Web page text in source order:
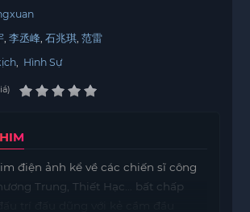
李丞峰 石兆琪 范雷
, Hình Sự
điện ảnh kể về các chiến sĩ công
Trung, Thiết Hạc… bất chấp